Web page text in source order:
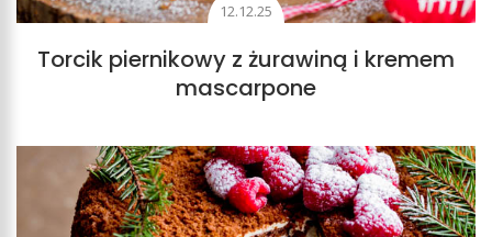
12.12.25
Torcik piernikowy z żurawiną i kremem
mascarpone